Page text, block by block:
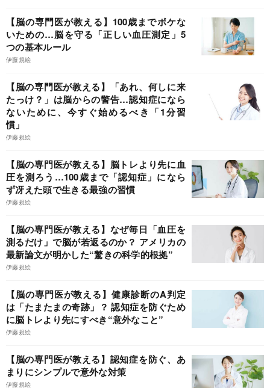
【脳の専門医が教える】100歳までボケな
いための…脳を守る「正しい血圧測定」5
つの基本ルール
伊藤規絵
【脳の専門医が教える】「あれ、何しに来
たっけ？」は脳からの警告…認知症になら
ないために、今すぐ始めるべき「1分習
慣」
伊藤規絵
【脳の専門医が教える】脳トレより先に血
圧を測ろう…100歳まで「認知症」になら
ず冴えた頭で生きる最強の習慣
伊藤規絵
【脳の専門医が教える】なぜ毎日「血圧を
測るだけ」で脳が若返るのか？ アメリカの
最新論文が明かした“驚きの科学的根拠”
伊藤規絵
【脳の専門医が教える】健康診断のA判定
は「たまたまの奇跡」？ 認知症を防ぐため
に脳トレより先にすべき“意外なこと”
伊藤規絵
【脳の専門医が教える】認知症を防ぐ、あ
まりにシンプルで意外な対策
伊藤規絵